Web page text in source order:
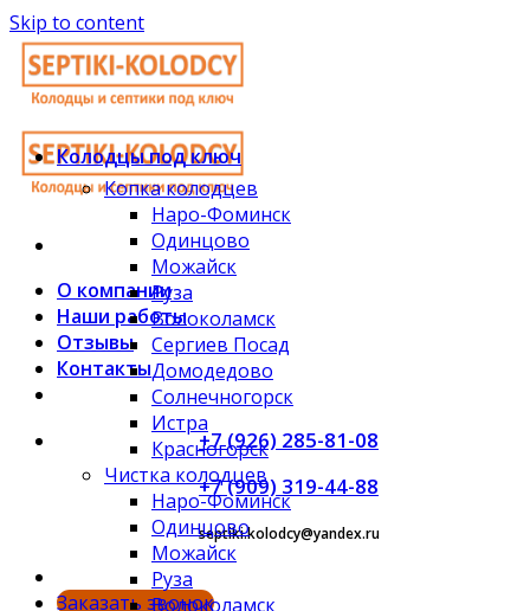
Skip to content
О компании
Наши работы
Отзывы
Контакты
+7 (926) 285-81-08
+7 (909) 319-44-88
septiki.kolodcy@yandex.ru
Заказать звонок
Колодцы под ключ
Копка колодцев
Наро-Фоминск
Одинцово
Можайск
Руза
Волоколамск
Сергиев Посад
Домодедово
Солнечногорск
Истра
Красногорск
Чистка колодцев
Наро-Фоминск
Одинцово
Можайск
Руза
Волоколамск